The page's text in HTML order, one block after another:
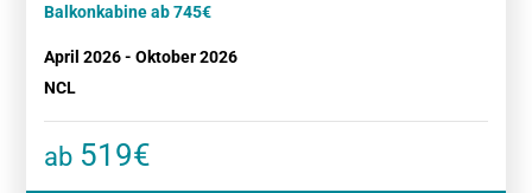
Balkonkabine ab 745€
April 2026 - Oktober 2026
NCL
ab 519€